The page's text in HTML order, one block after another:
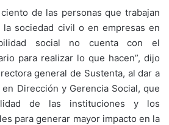
de las personas que trabajan
sociedad civil o en empresas en
social no cuenta con el
para realizar lo que hacen”, dijo
general de Sustenta, al dar a
Dirección y Gerencia Social, que
de las instituciones y los
para generar mayor impacto en la